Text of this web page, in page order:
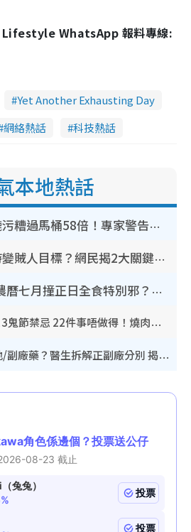
Lifestyle WhatsApp 報料專線:
Yet Another Exhausting Day
網絡熱話 科技熱話
本地熱話
行李清潔｜車轆污糟過馬桶58倍！專家警告忌用酒精抹 教1招免污手除菌
裝修拆鐵閘隨時變賊人目標？網民揭2大關鍵用途：裝新式等於白裝？附新舊鐵閘分別
鬼門開2026｜農曆七月撞正日全食特別邪？專家警告切忌做一事！揭4大禁忌+2招保平安
鬼門開2026｜8.13鬼節禁忌 22件事唔做得！燒肉、刺身要少食？半夜勿吹口哨/打呢個電話
網傳公院改用內地/副廠藥？醫生拆解正副廠分別 揭4類人換藥隨時出事